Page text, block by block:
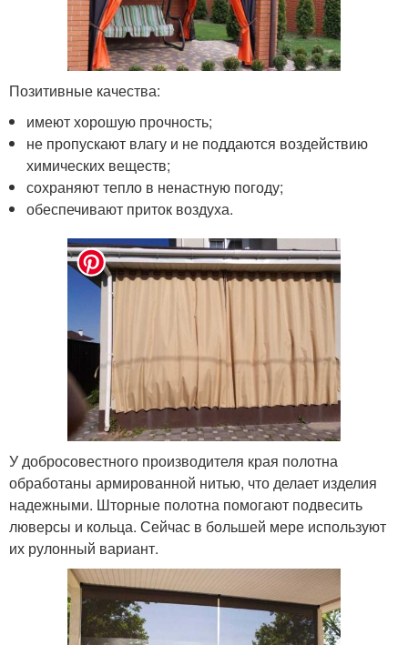
Позитивные качества:
имеют хорошую прочность;
не пропускают влагу и не поддаются воздействию
химических веществ;
сохраняют тепло в ненастную погоду;
обеспечивают приток воздуха.
У добросовестного производителя края полотна
обработаны армированной нитью, что делает изделия
надежными. Шторные полотна помогают подвесить
люверсы и кольца. Сейчас в большей мере используют
их рулонный вариант.